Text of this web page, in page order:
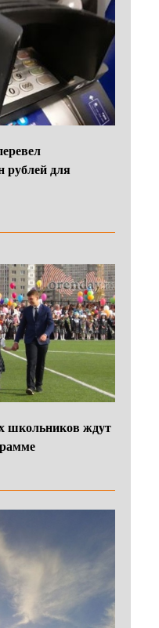
рублей для
школьников ждут